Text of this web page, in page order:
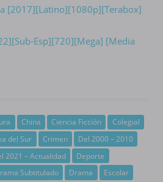
[2017][Latino][1080p][Terabox]
Esp][720][Mega] [Media
China Ciencia Ficción
Colegial
del Sur Crimen
Del 2000 – 2010
2021 – Actualidad
Deporte
Subtitulado Drama
Escolar